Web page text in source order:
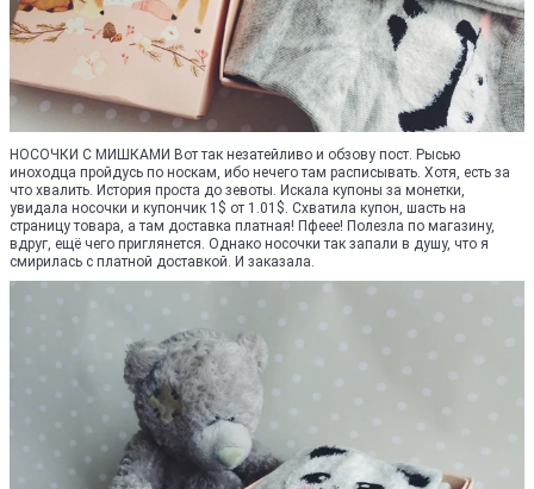
НОСОЧКИ С МИШКАМИ Вот так незатейливо и обзову пост. Рысью
иноходца пройдусь по носкам, ибо нечего там расписывать. Хотя, есть за
что хвалить. История проста до зевоты. Искала купоны за монетки,
увидала носочки и купончик 1$ от 1.01$. Схватила купон, шасть на
страницу товара, а там доставка платная! Пфеее! Полезла по магазину,
вдруг, ещё чего приглянется. Однако носочки так запали в душу, что я
смирилась с платной доставкой. И заказала.